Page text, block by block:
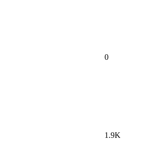
0
1.9K